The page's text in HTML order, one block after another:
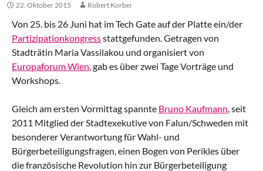
22. Oktober 2015 Robert Korbei
Von 25. bis 26 Juni hat im Tech Gate auf der Platte ein/der
Partizipationkongressstattgefunden. Getragen von
Stadträtin Maria Vassilakou und organisiert von
Europaforum Wien, gab es über zwei Tage Vorträge und
Workshops.
Gleich am ersten Vormittag spannte Bruno Kaufmann, seit
2011 Mitglied der Stadtexekutive von Falun/Schweden mit
besonderer Verantwortung für Wahl- und
Bürgerbeteiligungsfragen, einen Bogen von Perikles über
die französische Revolution hin zur Bürgerbeteiligung